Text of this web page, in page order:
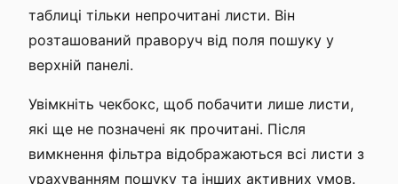
таблиці тільки непрочитані листи. Він
розташований праворуч від поля пошуку у
верхній панелі.
Увімкніть чекбокс, щоб побачити лише листи,
які ще не позначені як прочитані. Після
вимкнення фільтра відображаються всі листи з
урахуванням пошуку та інших активних умов.